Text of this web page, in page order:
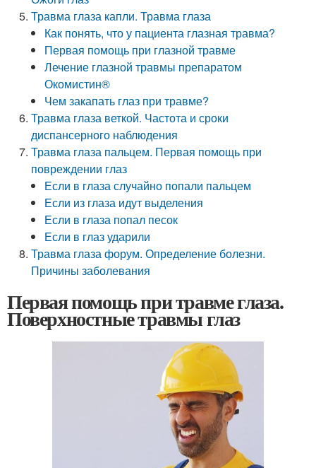
Травма глаза капли. Травма глаза
Как понять, что у пациента глазная травма?
Первая помощь при глазной травме
Лечение глазной травмы препаратом
Окомистин®
Чем закапать глаз при травме?
Травма глаза веткой. Частота и сроки
диспансерного наблюдения
Травма глаза пальцем. Первая помощь при
повреждении глаз
Если в глаза случайно попали пальцем
Если из глаза идут выделения
Если в глаза попал песок
Если в глаз ударили
Травма глаза форум. Определение болезни.
Причины заболевания
Первая помощь при травме глаза.
Поверхностные травмы глаз